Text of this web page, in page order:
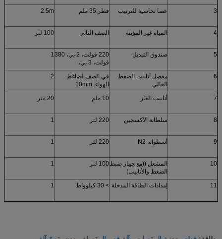
3 عصا نحاسية للترتيب قطر:35 ملم 2.5m
4 المياه غير المؤينة الصف الثاني 100 لتر
5 صندوق التبديل
220 فولت، 2 بي، 380
فولت، 3 بي،
1
6
مفصل أنابيب الضغط
العالي
في الصف لضاغط
الهواء. 10mm
2
7 أنابيب الغاز 10 ملم 20 متر
8 سلطانة الأكسجين 220 لتر 1
9 أسطوانة N2 220 لتر 1
10
المشعل ((مع جهاز ضبط
الضغط والأنابيب)
100 لتر 1
11 إمدادات الطاقة المدخلة > 30 كيلوواط 1